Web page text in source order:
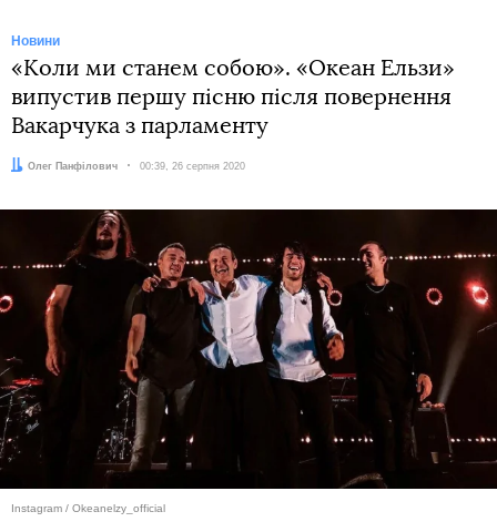
Новини
«Коли ми станем собою». «Океан Ельзи»
випустив першу пісню після повернення
Вакарчука з парламенту
Автор:
Олег Панфілович Дата:
00:39, 26 серпня 2020
Instagram / Okeanelzy_official